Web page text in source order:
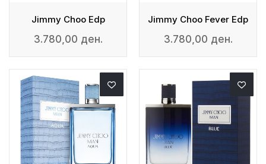
Jimmy Choo Edp
3.780,00 ден.
Jimmy Choo Fever Edp
3.780,00 ден.